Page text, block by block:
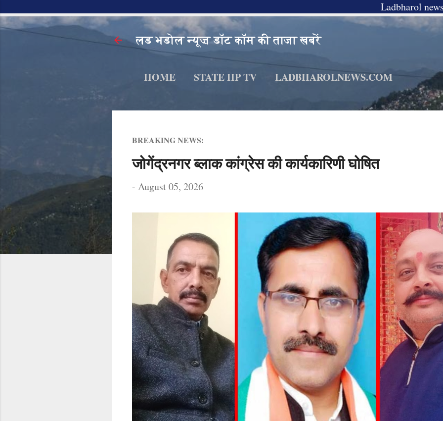
Ladbharol news में आपका
Skip to main content
लड भडोल न्यूज़ डॉट कॉम की ताजा खबरें
HOME STATE HP TV LADBHAROLNEWS.COM
BREAKING NEWS:
जोगेंद्रनगर ब्लाक कांग्रेस की कार्यकारिणी घोषित
- August 05, 2026
करें(9817742111)